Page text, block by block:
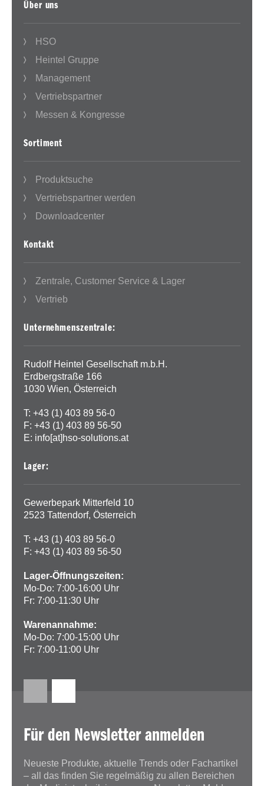
Über uns
HSO
Heintel Gruppe
Management
Vertriebspartner
Messen & Kongresse
Sortiment
Produktsuche
Vertriebspartner werden
Downloadcenter
Kontakt
Zentrale, Customer Service & Lager
Vertrieb
Unternehmenszentrale:
Rudolf Heintel Gesellschaft m.b.H.
Erdbergstraße 166
1030 Wien, Österreich
T: +43 (1) 403 89 56-0
F: +43 (1) 403 89 56-50
E: info[at]hso-solutions.at
Lager:
Gewerbepark Mitterfeld 10
2523 Tattendorf, Österreich
T: +43 (1) 403 89 56-0
F: +43 (1) 403 89 56-50
Lager-Öffnungszeiten:
Mo-Do: 7:00-16:00 Uhr
Fr: 7:00-11:30 Uhr
Warenannahme:
Mo-Do: 7:00-15:00 Uhr
Fr: 7:00-11:00 Uhr
Für den Newsletter anmelden
Neueste Produkte, aktuelle Trends oder Fachartikel
– all das finden Sie regelmäßig zu allen Bereichen